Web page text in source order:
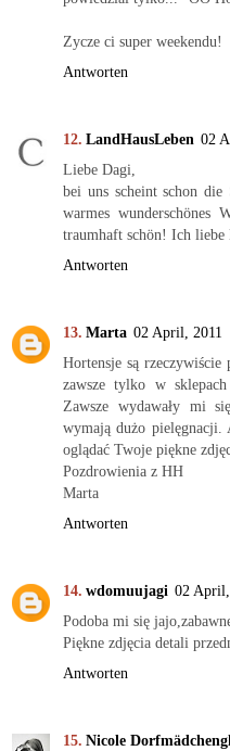
Zycze ci super weekendu!
Antworten
LandHausLeben 02
Liebe Dagi,
bei uns scheint schon
warmes wunderschönes
traumhaft schön! Ich
Antworten
Marta 02 April, 2011
Hortensje są
zawsze tylko w
Zawsze wydawały mi
wymają dużo
oglądać Twoje piękne
Pozdrowienia z HH
Marta
Antworten
wdomuujagi 02 April,
Podoba mi się
Piękne zdjęcia detali
Antworten
Nicole